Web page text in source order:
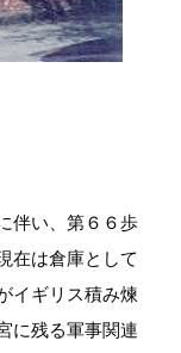
伴い、第６６歩
在は倉庫として
イギリス積み煉
に残る軍事関連